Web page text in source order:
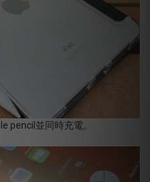
pencil並同時充電。